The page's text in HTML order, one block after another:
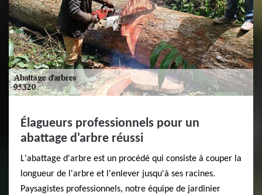
Élagueurs professionnels pour un
abattage d'arbre réussi
L'abattage d'arbre est un procédé qui consiste à couper la
longueur de l'arbre et l'enlever jusqu'à ses racines.
Paysagistes professionnels, notre équipe de jardinier